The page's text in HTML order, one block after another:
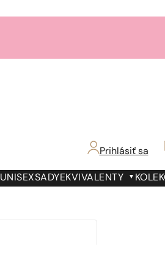
Prihlásiť sa
UNISEXSADY EKVIVALENTY